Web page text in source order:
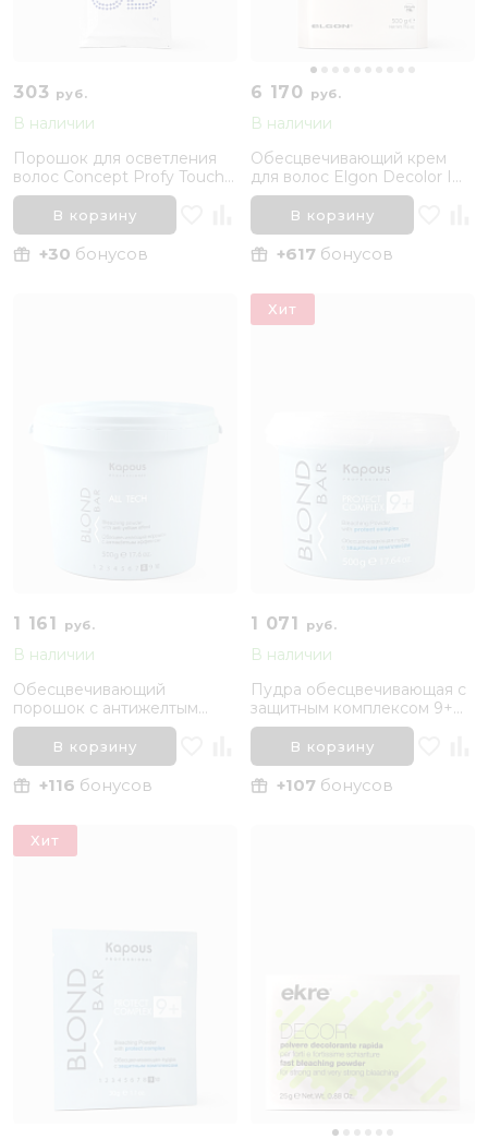
303 руб.
В наличии
Порошок для осветления
волос Concept Profy Touch
Soft Blue Pure White, 30 гр
В корзину
+30 бонусов
6 170 руб.
В наличии
Обесцвечивающий крем
для волос Elgon Decolor I
Blonde Cream Bleach New,
500 грВ корзину
+617 бонусов
1 161 руб.
В наличии
Обесцвечивающий
порошок с антижелтым
эффектом Kapous
Professional Blond Bar «All
tech», 500 г
В корзину
+116 бонусов
1 071 руб.
В наличии
Пудра обесцвечивающая с
защитным комплексом 9+
Kapous Professional Blond
Bar, 500 гВ корзину
+107 бонусов
Хит
Хит